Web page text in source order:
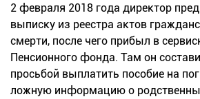
2 февраля 2018 года директор
выписку из реестра актов
смерти, после чего прибыл в
Пенсионного фонда. Там он
просьбой выплатить пособие на
ложную информацию о